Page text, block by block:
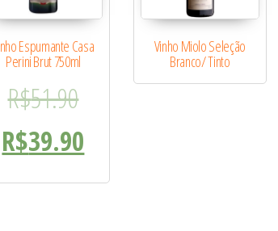
Espumante Casa
Perini Brut 750ml
R$51.90O preço original era:
R$39.90
Vinho Miolo Seleção
Branco/ Tinto